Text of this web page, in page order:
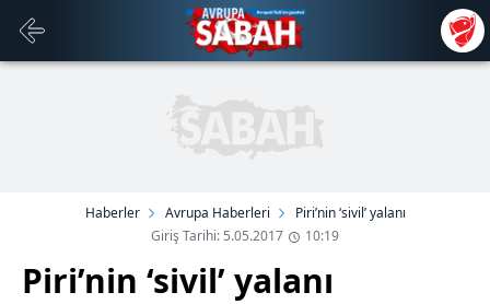
Haberler Avrupa Haberleri
Piri’nin ‘sivil’ yalanı
Giriş Tarihi: 5.05.2017
10:19
Piri’nin ‘sivil’ yalanı